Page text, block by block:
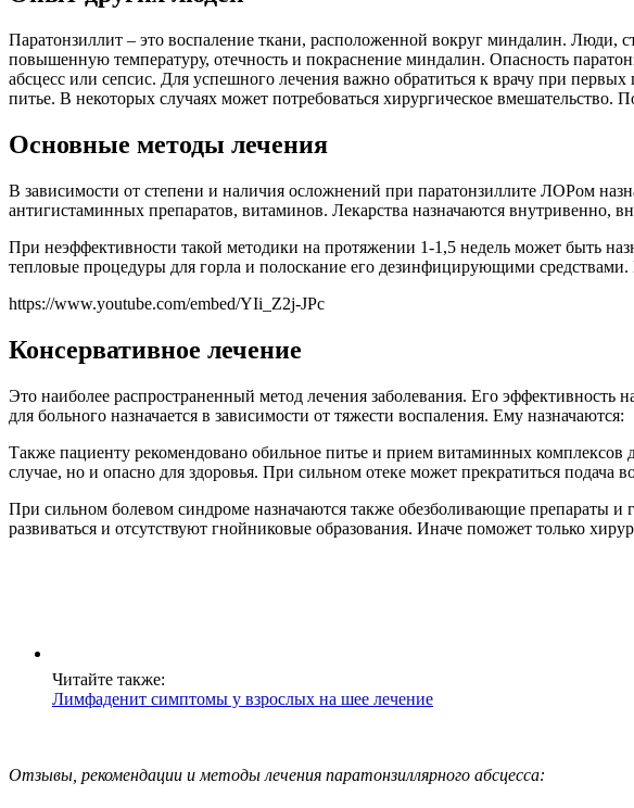
Паратонзиллит – это воспаление ткани, расположенной вокруг миндалин.
повышенную температуру, отечность и покраснение миндалин. Опасность
абсцесс или сепсис. Для успешного лечения важно обратиться к врачу при
питье. В некоторых случаях может потребоваться хирургическое вмешательство.
Основные методы лечения
В зависимости от степени и наличия осложнений при паратонзиллите ЛОРом
антигистаминных препаратов, витаминов. Лекарства назначаются внутривенно,
При неэффективности такой методики на протяжении 1-1,5 недель может быть
тепловые процедуры для горла и полоскание его дезинфицирующими
https://www.youtube.com/embed/YIi_Z2j-JPc
Консервативное лечение
Это наиболее распространенный метод лечения заболевания. Его эффективность
для больного назначается в зависимости от тяжести воспаления. Ему назначаются:
Также пациенту рекомендовано обильное питье и прием витаминных
случае, но и опасно для здоровья. При сильном отеке может прекратиться подача
При сильном болевом синдроме назначаются также обезболивающие препараты и
развиваться и отсутствуют гнойниковые образования. Иначе поможет только
Читайте также:
Лимфаденит симптомы у взрослых на шее лечение
Отзывы, рекомендации и методы лечения паратонзиллярного абсцесса: